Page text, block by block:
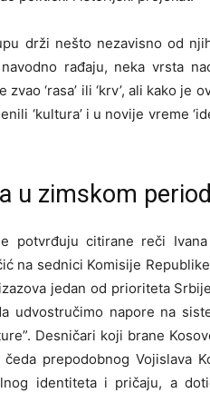
drži nešto nezavisno od
rađaju, neka vrsta
‘rasa’ ili ‘krv’, ali kako
‘kultura’ i u novije vreme
u zimskom
potvrđuju citirane reči
na sednici Komisije
jedan od prioriteta
udvostručimo napore na
Desničari koji brane
prepodobnog Vojislava
identiteta i pričaju, a